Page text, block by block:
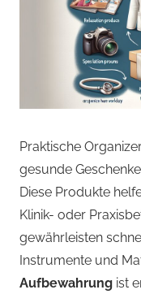
Praktische
gesunde
Diese Produkte
Klinik- oder
gewährleisten
Instrumente und
Aufbewahrung ist